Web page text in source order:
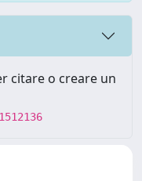
citare o creare un